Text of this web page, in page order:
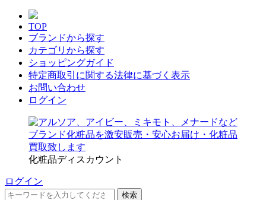
TOP
ブランドから探す
カテゴリから探す
ショッピングガイド
特定商取引に関する法律に基づく表示
お問い合わせ
ログイン
化粧品ディスカウント
ログイン
検索